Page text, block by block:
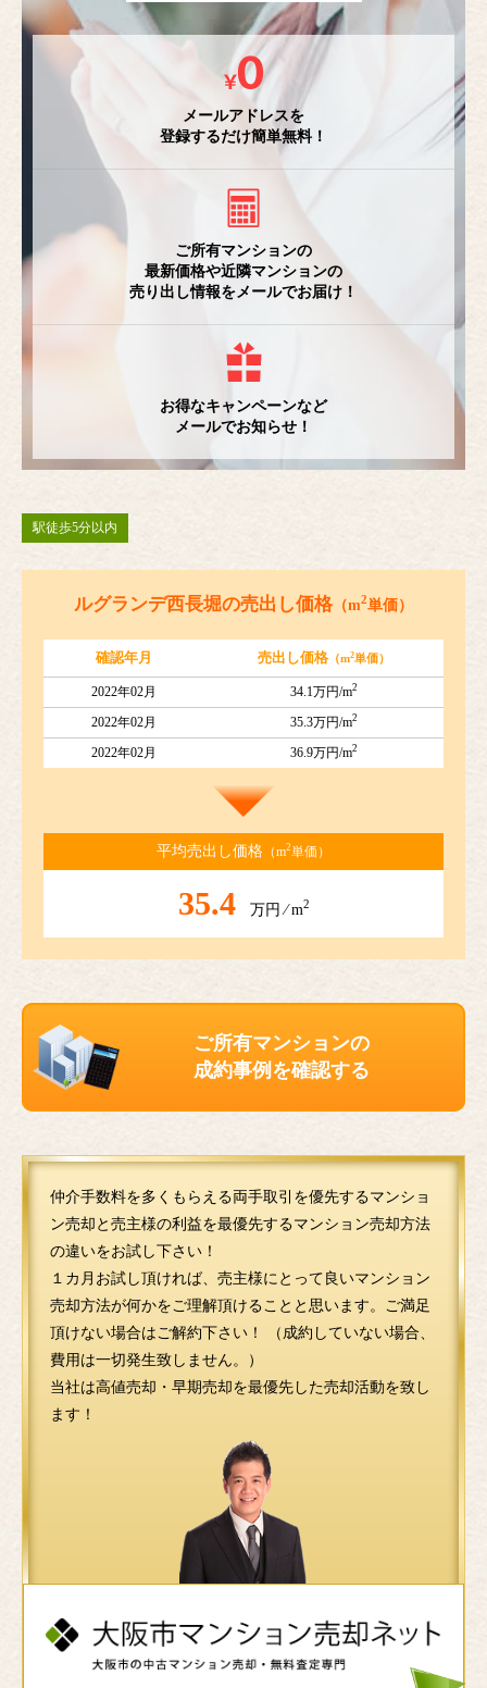
メールアドレスを
登録するだけ簡単無料！
ご所有マンションの
最新価格や近隣マンションの
売り出し情報をメールでお届け！
お得なキャンペーンなど
メールでお知らせ！
駅徒歩5分以内
ルグランデ西長堀の売出し価格 （m2単価）
確認年月 売出し価格（m2単価）
2022年02月 34.1万円/m2
2022年02月 35.3万円/m2
2022年02月 36.9万円/m2
平均売出し価格 （m2単価）
35.4 万円 ⁄ m2
ご所有マンションの
成約事例を確認する
仲介手数料を多くもらえる両手取引を優先するマンショ
ン売却と売主様の利益を最優先するマンション売却方法
の違いをお試し下さい！
１カ月お試し頂ければ、売主様にとって良いマンション
売却方法が何かをご理解頂けることと思います。ご満足
頂けない場合はご解約下さい！ （成約していない場合、
費用は一切発生致しません。）
当社は高値売却・早期売却を最優先した売却活動を致し
ます！